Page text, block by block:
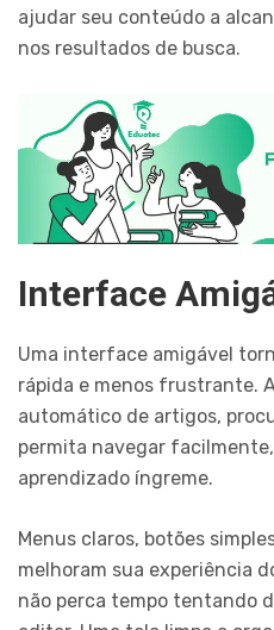
ajudar seu conteúdo a
nos resultados de busca.
Interface
Uma interface amigável
rápida e menos frustrante.
automático de artigos,
permita navegar
aprendizado íngreme.
Menus claros, botões
melhoram sua experiência
não perca tempo tentando